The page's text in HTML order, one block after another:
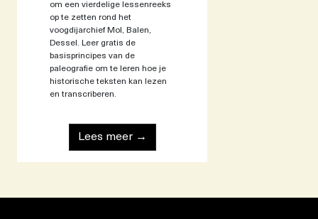
om een vierdelige lessenreeks
op te zetten rond het
voogdijarchief Mol, Balen,
Dessel. Leer gratis de
basisprincipes van de
paleografie om te leren hoe je
historische teksten kan lezen
en transcriberen.
Lees meer →